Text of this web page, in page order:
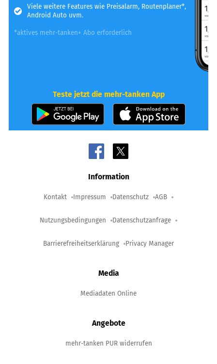
Viele weitere Features wie Preisalarm, Routenplaner*,
Android Auto uvm.
*aktives mehr-tanken+ Abo erforderlich
Teste jetzt die mehr-tanken App
Information
Kontakt Impressum Datenschutz AGB
Nutzungsbedingungen Datenschutzanfrage
Barrierefreiheitserklärung Privacy Manager
Media
Mediadaten Online
Angebote
mehr-tanken PUR widerrufen